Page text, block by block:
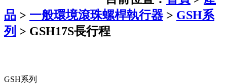
品 > 一般環境滾珠螺桿執行器> GSH系
列 > GSH17S長行程
GSH系列